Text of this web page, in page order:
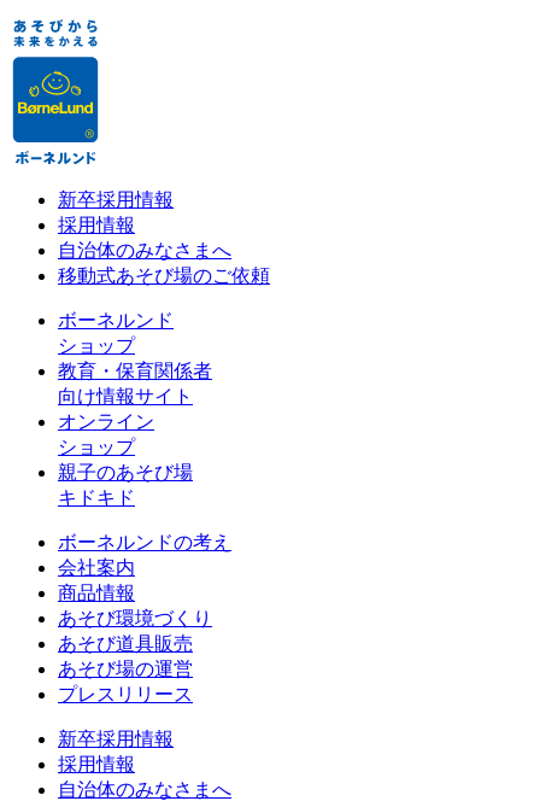
新卒採用情報
採用情報
自治体のみなさまへ
移動式あそび場のご依頼
ボーネルンド
ショップ
教育・保育関係者
向け情報サイト
オンライン
ショップ
親子のあそび場
キドキド
ボーネルンドの考え
会社案内
商品情報
あそび環境づくり
あそび道具販売
あそび場の運営
プレスリリース
新卒採用情報
採用情報
自治体のみなさまへ